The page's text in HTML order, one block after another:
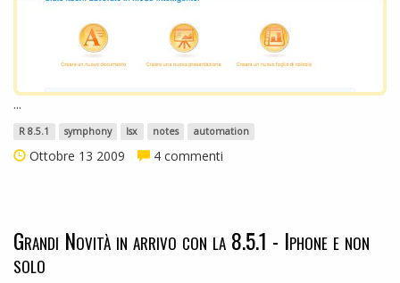
...
R 8.5.1 symphony lsx notes automation
Ottobre 13 2009 4 commenti
Grandi Novità in arrivo con la 8.5.1 - Iphone e non
solo